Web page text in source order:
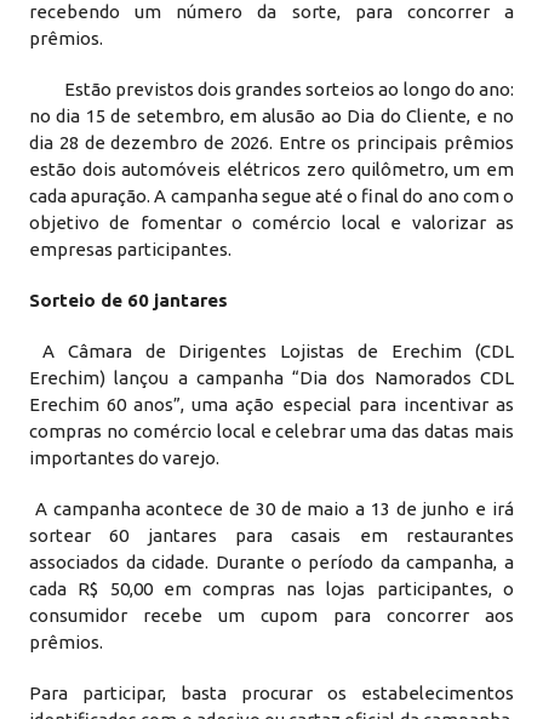
recebendo um número da sorte, para concorrer a
prêmios.
Estão previstos dois grandes sorteios ao longo do ano:
no dia 15 de setembro, em alusão ao Dia do Cliente, e no
dia 28 de dezembro de 2026. Entre os principais prêmios
estão dois automóveis elétricos zero quilômetro, um em
cada apuração. A campanha segue até o final do ano com o
objetivo de fomentar o comércio local e valorizar as
empresas participantes.
Sorteio de 60 jantares
A Câmara de Dirigentes Lojistas de Erechim (CDL
Erechim) lançou a campanha “Dia dos Namorados CDL
Erechim 60 anos”, uma ação especial para incentivar as
compras no comércio local e celebrar uma das datas mais
importantes do varejo.
A campanha acontece de 30 de maio a 13 de junho e irá
sortear 60 jantares para casais em restaurantes
associados da cidade. Durante o período da campanha, a
cada R$ 50,00 em compras nas lojas participantes, o
consumidor recebe um cupom para concorrer aos
prêmios.
Para participar, basta procurar os estabelecimentos